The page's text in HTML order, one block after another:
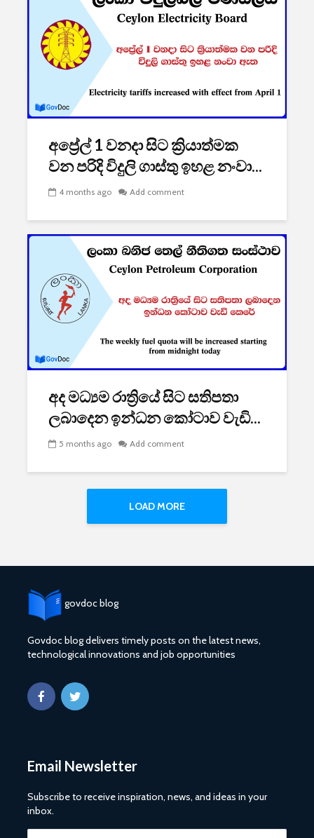
අප්‍රේල් 1 වනදා සිට ක්‍රියාත්මක
වන පරිදි විදුලි ගාස්තු ඉහළ නංවා...
4 months ago Add comment
අද මධ්‍යම රාත්‍රියේ සිට සතිපතා
ලබාදෙන ඉන්ධන කෝටාව වැඩි...
5 months ago Add comment
LOAD MORE
govdoc blog
Govdoc blog delivers timely posts on the latest news,
technological innovations and job opportunities
Email Newsletter
Subscribe to receive inspiration, news, and ideas in your
inbox.